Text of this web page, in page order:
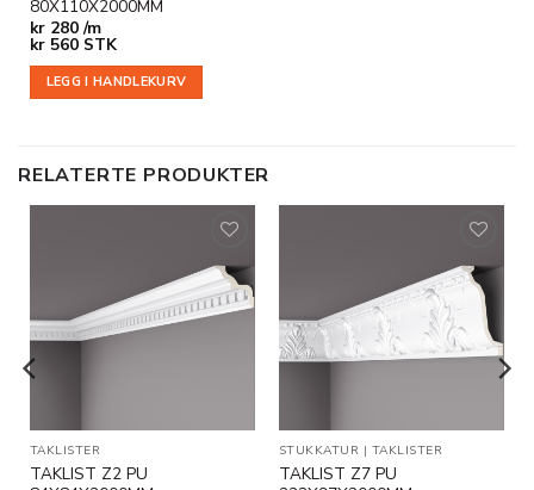
80X110X2000MM
kr280 /m
kr560 STK
LEGG I HANDLEKURV
RELATERTE PRODUKTER
Legg til
i
ønskeliste
TAKLISTER
TAKLIST Z2 PU
Legg til
i
ønskeliste
STUKKATUR | TAKLISTER
TAKLIST Z7 PU